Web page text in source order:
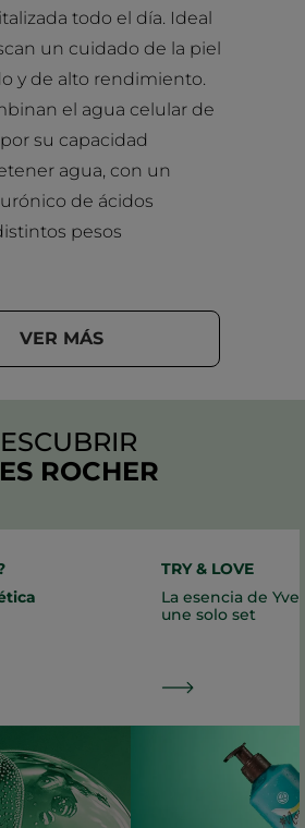
todo el día. Ideal
un cuidado de la piel
y de alto rendimiento.
el agua celular de
su capacidad
agua, con un
de ácidos
pesos
VER MÁS
ROCHER
TRY & LOVE
La esencia de
une solo set